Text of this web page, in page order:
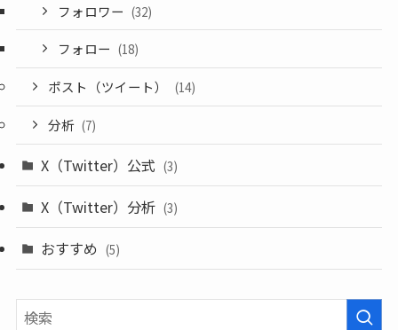
フォロワー (32)
フォロー (18)
ポスト（ツイート） (14)
分析 (7)
X（Twitter）公式 (3)
X（Twitter）分析 (3)
おすすめ (5)